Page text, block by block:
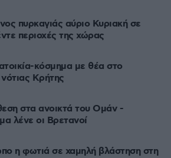
πυρκαγιάς αύριο Κυριακή σε
περιοχές της χώρας
κόσμημα με θέα στο
Κρήτης
στα ανοικτά του Ομάν -
λένε οι Βρετανοί
η φωτιά σε χαμηλή βλάστηση στη